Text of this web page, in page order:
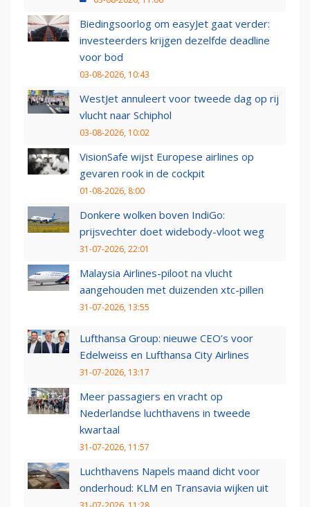
Biedingsoorlog om easyJet gaat verder:
investeerders krijgen dezelfde deadline
voor bod
03-08-2026, 10:43
WestJet annuleert voor tweede dag op rij
vlucht naar Schiphol
03-08-2026, 10:02
VisionSafe wijst Europese airlines op
gevaren rook in de cockpit
01-08-2026, 8:00
Donkere wolken boven IndiGo:
prijsvechter doet widebody-vloot weg
31-07-2026, 22:01
Malaysia Airlines-piloot na vlucht
aangehouden met duizenden xtc-pillen
31-07-2026, 13:55
Lufthansa Group: nieuwe CEO’s voor
Edelweiss en Lufthansa City Airlines
31-07-2026, 13:17
Meer passagiers en vracht op
Nederlandse luchthavens in tweede
kwartaal
31-07-2026, 11:57
Luchthavens Napels maand dicht voor
onderhoud: KLM en Transavia wijken uit